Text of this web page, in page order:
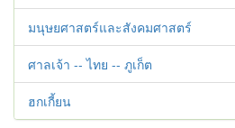
มนุษยศาสตร์และสังคมศาสตร์
ศาลเจ้า -- ไทย -- ภูเก็ต
ฮกเกี้ยน